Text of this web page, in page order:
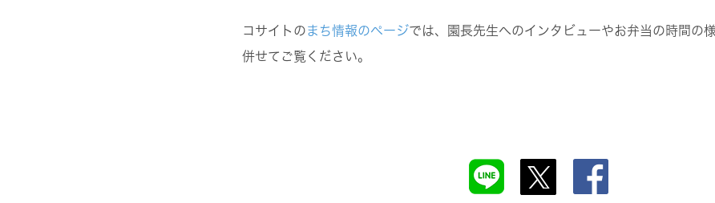
コサイトのまち情報のページでは、園長先生へのインタビューやお弁当の時間の
併せてご覧ください。